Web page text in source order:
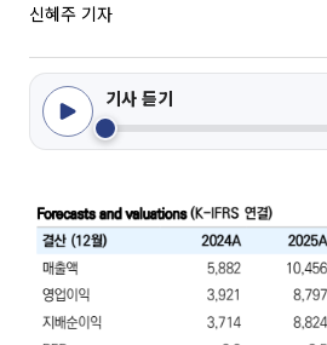
신혜주 기자
기사 듣기